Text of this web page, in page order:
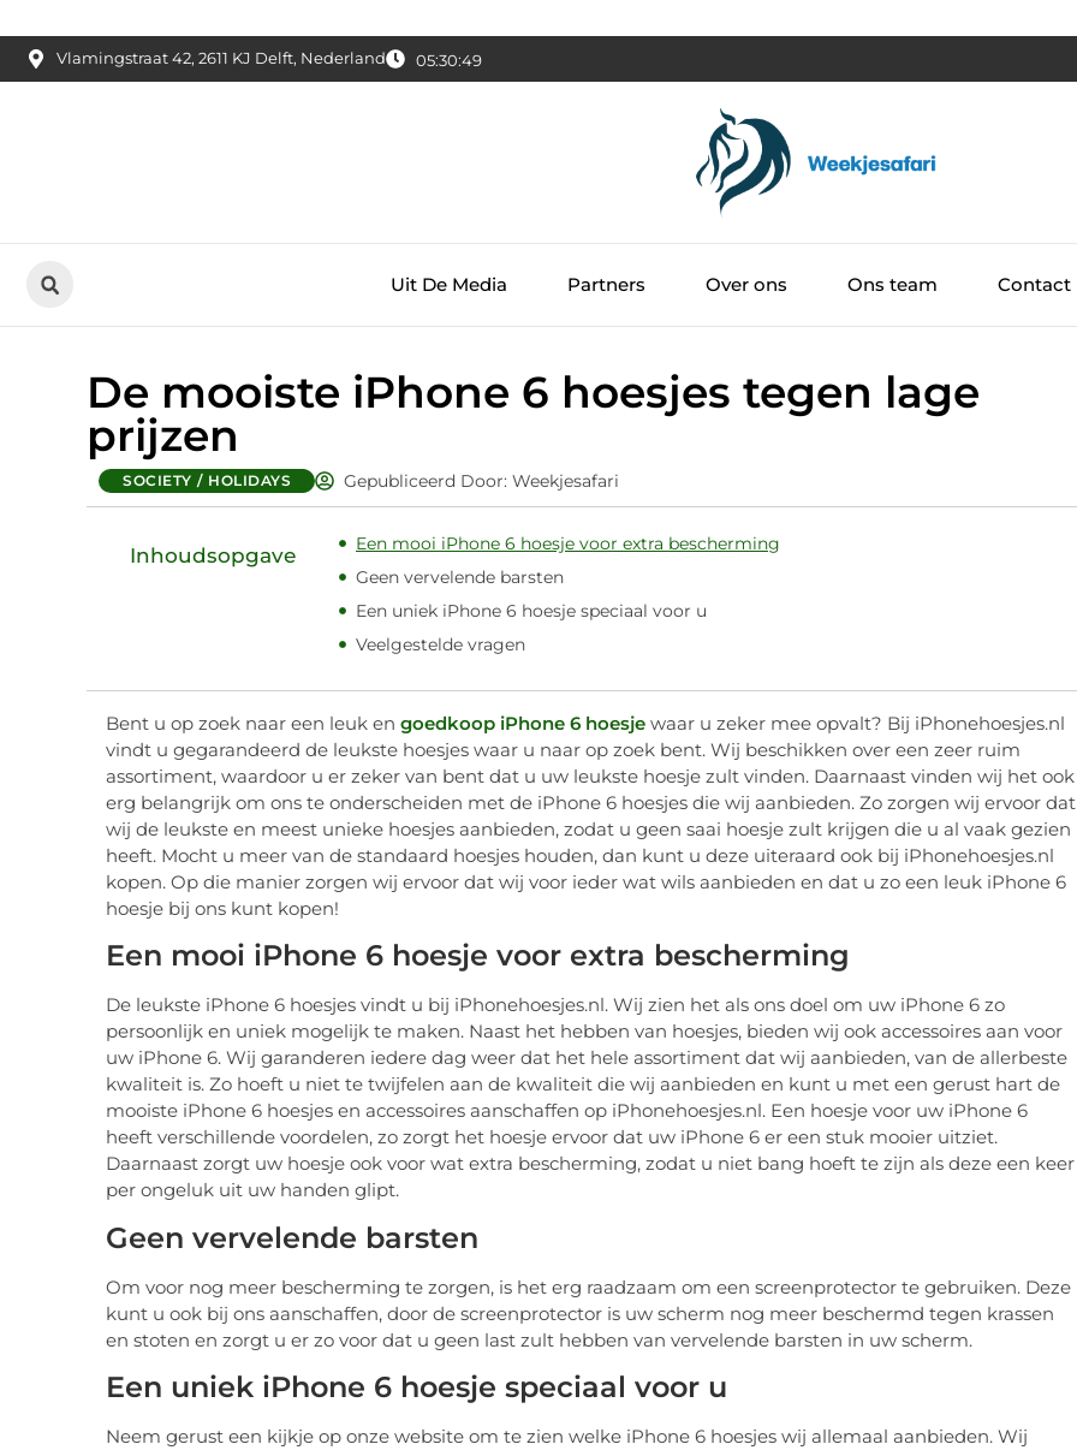
De mooiste iPhone 6 hoesjes tegen lage
prijzen
SOCIETY / HOLIDAYS Gepubliceerd Door: Weekjesafari
Inhoudsopgave
Een mooi iPhone 6 hoesje voor extra bescherming
Geen vervelende barsten
Een uniek iPhone 6 hoesje speciaal voor u
Veelgestelde vragen
Bent u op zoek naar een leuk en goedkoop iPhone 6 hoesje waar u zeker mee opvalt? Bij iPhonehoesjes.nl
vindt u gegarandeerd de leukste hoesjes waar u naar op zoek bent. Wij beschikken over een zeer ruim
assortiment, waardoor u er zeker van bent dat u uw leukste hoesje zult vinden. Daarnaast vinden wij het ook
erg belangrijk om ons te onderscheiden met de iPhone 6 hoesjes die wij aanbieden. Zo zorgen wij ervoor dat
wij de leukste en meest unieke hoesjes aanbieden, zodat u geen saai hoesje zult krijgen die u al vaak gezien
heeft. Mocht u meer van de standaard hoesjes houden, dan kunt u deze uiteraard ook bij iPhonehoesjes.nl
kopen. Op die manier zorgen wij ervoor dat wij voor ieder wat wils aanbieden en dat u zo een leuk iPhone 6
hoesje bij ons kunt kopen!
Een mooi iPhone 6 hoesje voor extra bescherming
De leukste iPhone 6 hoesjes vindt u bij iPhonehoesjes.nl. Wij zien het als ons doel om uw iPhone 6 zo
persoonlijk en uniek mogelijk te maken. Naast het hebben van hoesjes, bieden wij ook accessoires aan voor
uw iPhone 6. Wij garanderen iedere dag weer dat het hele assortiment dat wij aanbieden, van de allerbeste
kwaliteit is. Zo hoeft u niet te twijfelen aan de kwaliteit die wij aanbieden en kunt u met een gerust hart de
mooiste iPhone 6 hoesjes en accessoires aanschaffen op iPhonehoesjes.nl. Een hoesje voor uw iPhone 6
heeft verschillende voordelen, zo zorgt het hoesje ervoor dat uw iPhone 6 er een stuk mooier uitziet.
Daarnaast zorgt uw hoesje ook voor wat extra bescherming, zodat u niet bang hoeft te zijn als deze een keer
per ongeluk uit uw handen glipt.
Geen vervelende barsten
Om voor nog meer bescherming te zorgen, is het erg raadzaam om een screenprotector te gebruiken. Deze
kunt u ook bij ons aanschaffen, door de screenprotector is uw scherm nog meer beschermd tegen krassen
en stoten en zorgt u er zo voor dat u geen last zult hebben van vervelende barsten in uw scherm.
Een uniek iPhone 6 hoesje speciaal voor u
Neem gerust een kijkje op onze website om te zien welke iPhone 6 hoesjes wij allemaal aanbieden. Wij